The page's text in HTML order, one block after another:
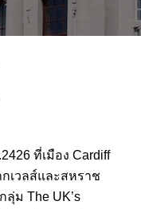
ที่เมือง Cardiff
เวลส์และสหราช
ม The UK’s